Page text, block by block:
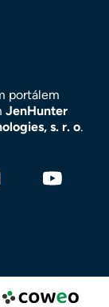
portálem
JenHunter
s. r. o.